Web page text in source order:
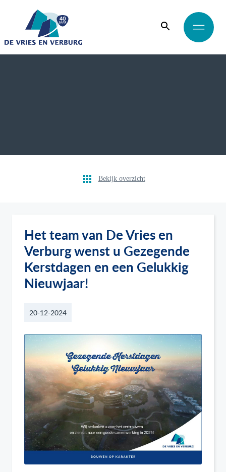
Bekijk overzicht
Het team van De Vries en
Verburg wenst u Gezegende
Kerstdagen en een Gelukkig
Nieuwjaar!
20-12-2024